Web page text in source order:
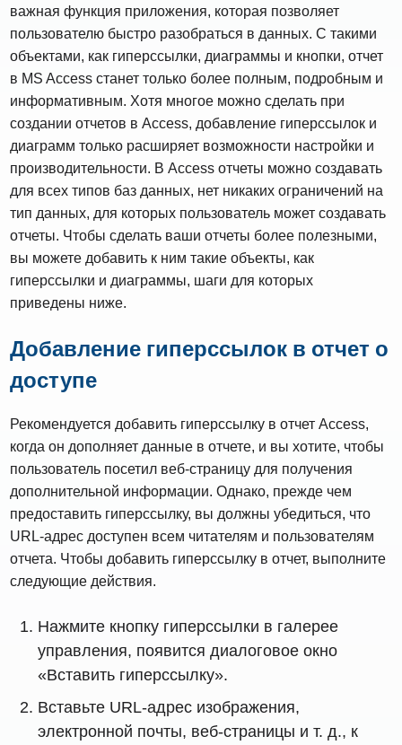
важная функция приложения, которая позволяет
пользователю быстро разобраться в данных. С такими
объектами, как гиперссылки, диаграммы и кнопки, отчет
в MS Access станет только более полным, подробным и
информативным. Хотя многое можно сделать при
создании отчетов в Access, добавление гиперссылок и
диаграмм только расширяет возможности настройки и
производительности. В Access отчеты можно создавать
для всех типов баз данных, нет никаких ограничений на
тип данных, для которых пользователь может создавать
отчеты. Чтобы сделать ваши отчеты более полезными,
вы можете добавить к ним такие объекты, как
гиперссылки и диаграммы, шаги для которых
приведены ниже.
Добавление гиперссылок в отчет о
доступе
Рекомендуется добавить гиперссылку в отчет Access,
когда он дополняет данные в отчете, и вы хотите, чтобы
пользователь посетил веб-страницу для получения
дополнительной информации. Однако, прежде чем
предоставить гиперссылку, вы должны убедиться, что
URL-адрес доступен всем читателям и пользователям
отчета. Чтобы добавить гиперссылку в отчет, выполните
следующие действия.
Нажмите кнопку гиперссылки в галерее
управления, появится диалоговое окно
«Вставить гиперссылку».
Вставьте URL-адрес изображения,
электронной почты, веб-страницы и т. д., к